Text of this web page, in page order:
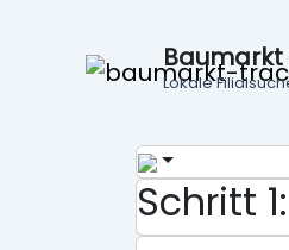
Lokale
Schritt